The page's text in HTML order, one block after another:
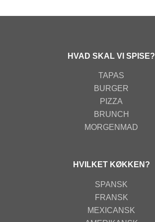
HVAD SKAL VI SPISE?
TAPAS
BURGER
PIZZA
BRUNCH
MORGENMAD
HVILKET KØKKEN?
SPANSK
FRANSK
MEXICANSK